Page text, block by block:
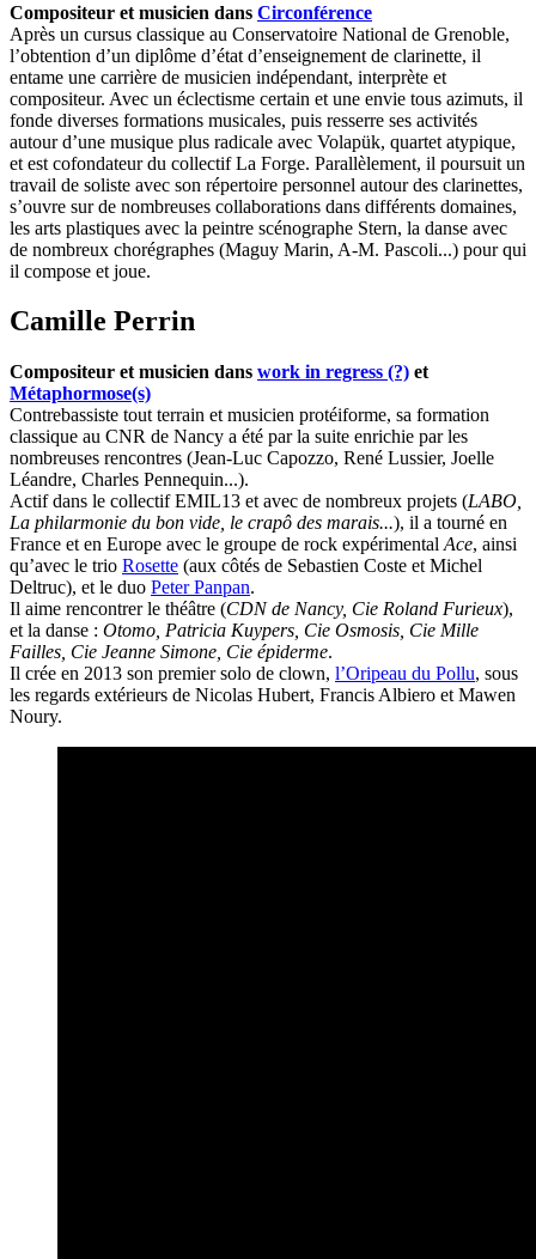
Compositeur et musicien dans Circonférence
Après un cursus classique au Conservatoire National de Grenoble,
l’obtention d’un diplôme d’état d’enseignement de clarinette, il
entame une carrière de musicien indépendant, interprète et
compositeur. Avec un éclectisme certain et une envie tous azimuts, il
fonde diverses formations musicales, puis resserre ses activités
autour d’une musique plus radicale avec Volapük, quartet atypique,
et est cofondateur du collectif La Forge. Parallèlement, il poursuit un
travail de soliste avec son répertoire personnel autour des clarinettes,
s’ouvre sur de nombreuses collaborations dans différents domaines,
les arts plastiques avec la peintre scénographe Stern, la danse avec
de nombreux chorégraphes (Maguy Marin, A-M. Pascoli...) pour qui
il compose et joue.
Camille Perrin
Compositeur et musicien dans work in regress (?) et
Métaphormose(s)
Contrebassiste tout terrain et musicien protéiforme, sa formation
classique au CNR de Nancy a été par la suite enrichie par les
nombreuses rencontres (Jean-Luc Capozzo, René Lussier, Joelle
Léandre, Charles Pennequin...).
Actif dans le collectif EMIL13 et avec de nombreux projets (LABO,
La philarmonie du bon vide, le crapô des marais...), il a tourné en
France et en Europe avec le groupe de rock expérimental Ace, ainsi
qu’avec le trio Rosette (aux côtés de Sebastien Coste et Michel
Deltruc), et le duo Peter Panpan.
Il aime rencontrer le théâtre (CDN de Nancy, Cie Roland Furieux),
et la danse : Otomo, Patricia Kuypers, Cie Osmosis, Cie Mille
Failles, Cie Jeanne Simone, Cie épiderme.
Il crée en 2013 son premier solo de clown, l’Oripeau du Pollu, sous
les regards extérieurs de Nicolas Hubert, Francis Albiero et Mawen
Noury.